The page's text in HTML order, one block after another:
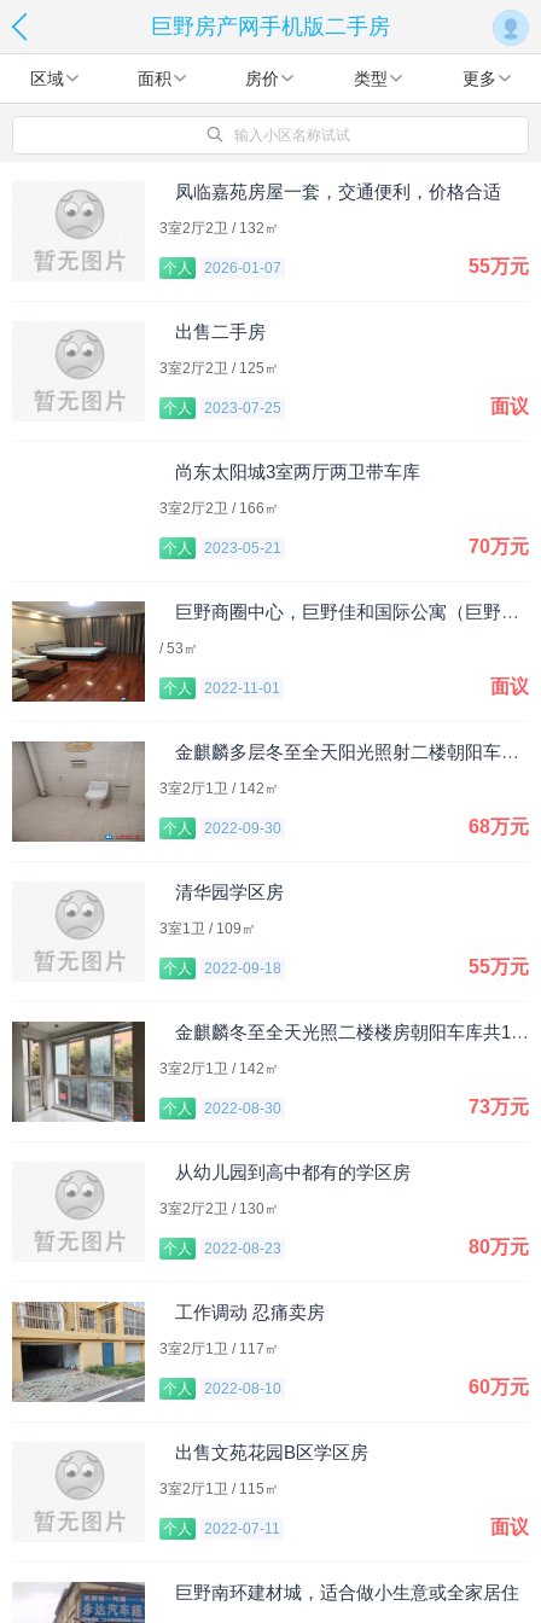
巨野房产网手机版二手房
区域 面积 房价 类型 更多
输入小区名称试试
凤临嘉苑房屋一套，交通便利，价格合适
3室2厅2卫 / 132㎡
个人 2026-01-07 55万元
出售二手房
3室2厅2卫 / 125㎡
个人 2023-07-25 面议
尚东太阳城3室两厅两卫带车库
3室2厅2卫 / 166㎡
个人 2023-05-21 70万元
巨野商圈中心，巨野佳和国际公寓（巨野佳和购物广场中心店上面）
/ 53㎡
个人 2022-11-01 面议
金麒麟多层冬至全天阳光照射二楼朝阳车库出售
3室2厅1卫 / 142㎡
个人 2022-09-30 68万元
清华园学区房
3室1卫 / 109㎡
个人 2022-09-18 55万元
金麒麟冬至全天光照二楼楼房朝阳车库共142.27平米楼房出售
3室2厅1卫 / 142㎡
个人 2022-08-30 73万元
从幼儿园到高中都有的学区房
3室2厅2卫 / 130㎡
个人 2022-08-23 80万元
工作调动 忍痛卖房
3室2厅1卫 / 117㎡
个人 2022-08-10 60万元
出售文苑花园B区学区房
3室2厅1卫 / 115㎡
个人 2022-07-11 面议
巨野南环建材城，适合做小生意或全家居住